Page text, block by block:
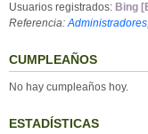
Usuarios registrados: Bing
Referencia:Administradores,
CUMPLEAÑOS
No hay cumpleaños hoy.
ESTADÍSTICAS